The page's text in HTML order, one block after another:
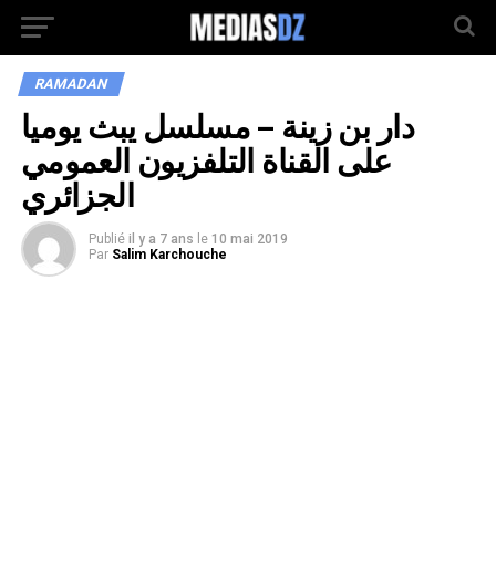
RAMADAN
دار بن زينة – مسلسل يبث يوميا
على القناة التلفزيون العمومي
الجزائري
Publié il y a 7 ans le 10 mai 2019
Par Salim Karchouche